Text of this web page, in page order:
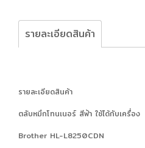
รายละเอียดสินค้า
รายละเอียดสินค้า
ตลับหมึกโทนเนอร์ สีฟ้า ใช้ได้กับเครื่อง
Brother HL-L8250CDN